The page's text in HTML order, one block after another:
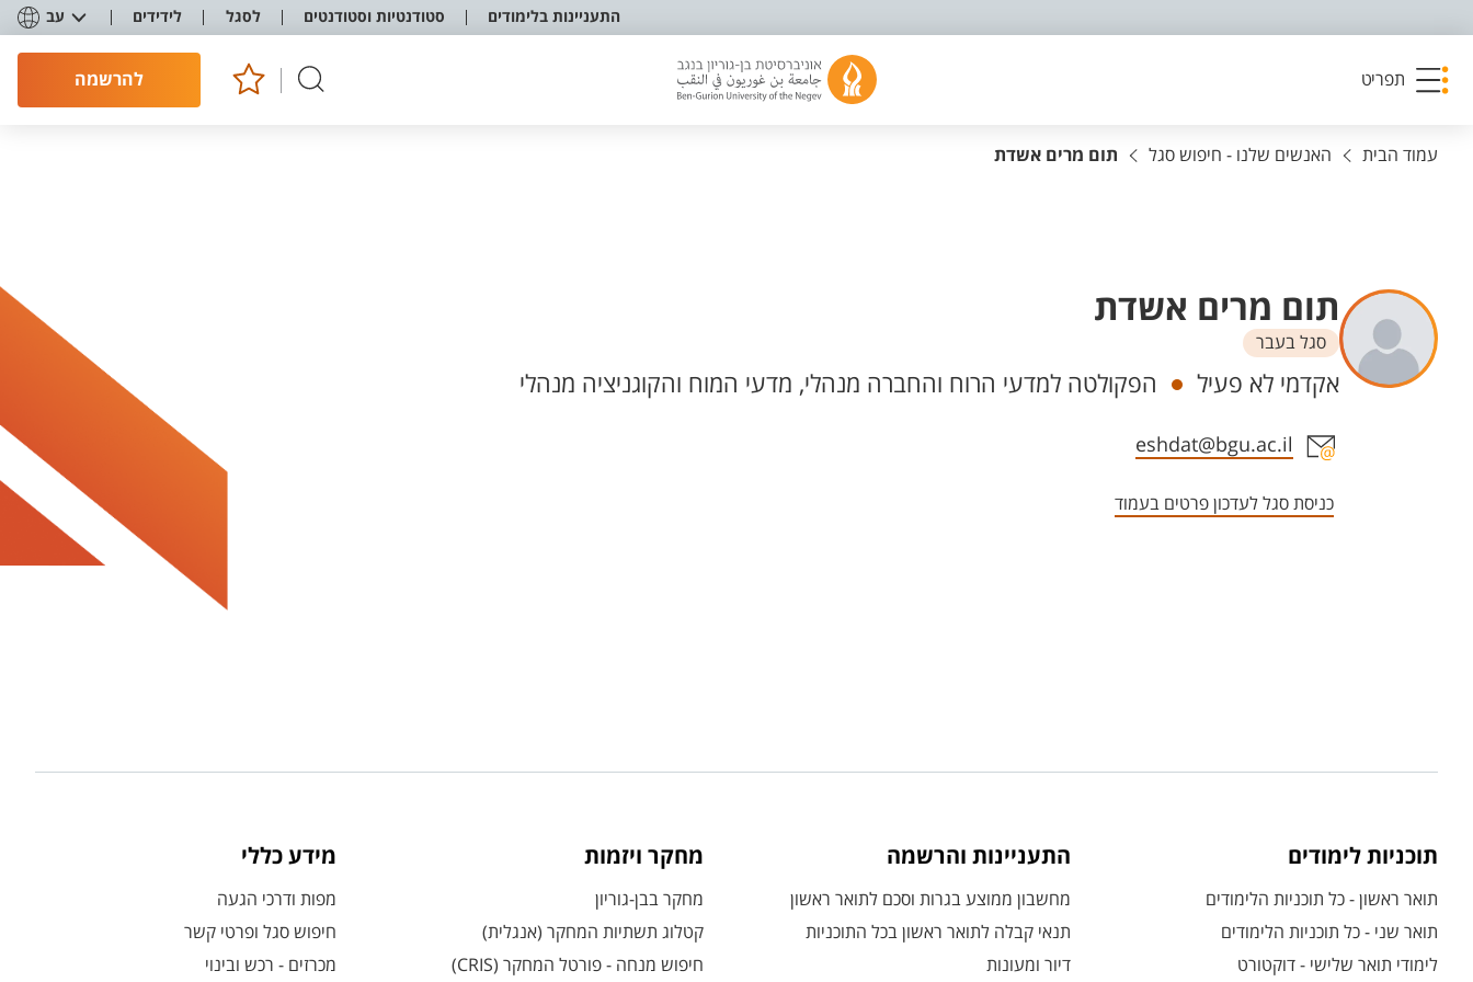
התעניינות בלימודים סטודנטיות וסטודנטים לסגל לידידים עב
תפריט להרשמה
עמוד הבית האנשים שלנו - חיפוש סגל תום מרים אשדת
תום מרים אשדת
סגל בעבר
יחידות
אקדמי לא פעיל הפקולטה למדעי הרוח והחברה מנהלי, מדעי המוח והקוגניציה מנהלי
אזור צור קשר עם איש הסגל
eshdat@bgu.ac.il
כניסת סגל לעדכון פרטים בעמוד
תוכניות לימודים
תואר ראשון - כל תוכניות הלימודים
תואר שני - כל תוכניות הלימודים
לימודי תואר שלישי - דוקטורט
התעניינות והרשמה
מחשבון ממוצע בגרות וסכם לתואר ראשון
תנאי קבלה לתואר ראשון בכל התוכניות
דיור ומעונות
מחקר ויזמות
מחקר בבן-גוריון
קטלוג תשתיות המחקר (אנגלית)
חיפוש מנחה - פורטל המחקר (CRIS)
מידע כללי
מפות ודרכי הגעה
חיפוש סגל ופרטי קשר
מכרזים - רכש ובינוי